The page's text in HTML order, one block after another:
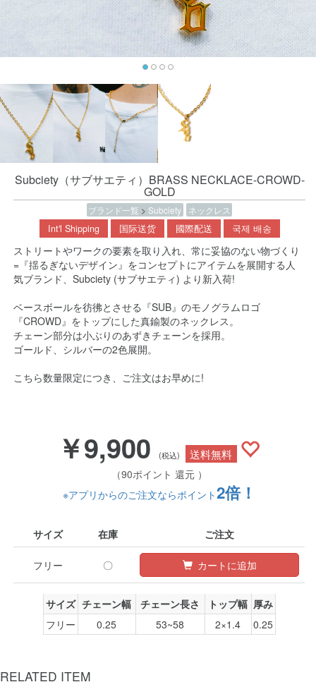
Subciety（サブサエティ）BRASS NECKLACE-CROWD-
GOLD
ブランド一覧 > Subciety ネックレス
Int'l Shipping 国际送货 國際配送 국제 배송
ストリートやワークの要素を取り入れ、常に妥協のない物づくり
=『揺るぎないデザイン』をコンセプトにアイテムを展開する人
気ブランド、Subciety (サブサエティ) より新入荷!
ベースボールを彷彿とさせる『SUB』のモノグラムロゴ
『CROWD』をトップにした真鍮製のネックレス。
チェーン部分は小ぶりのあずきチェーンを採用。
ゴールド、シルバーの2色展開。
こちら数量限定につき、ご注文はお早めに!
￥9,900(税込) 送料無料
（90ポイント 還元 ）
※アプリからのご注文ならポイント2倍！
サイズ 在庫 ご注文
フリー 〇 カートに追加
サイズ チェーン幅 チェーン長さ トップ幅 厚み
フリー
0.25 53~58 2×1.4 0.25
RELATED ITEM